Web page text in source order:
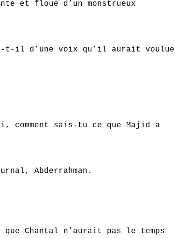
et floue d’un monstrueux
voix qu’il aurait voulue
sais-tu ce que Majid a
Abderrahman.
Chantal n’aurait pas le temps